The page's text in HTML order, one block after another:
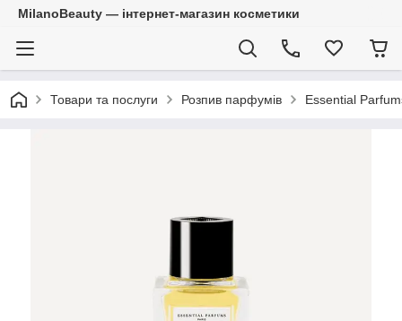
MilanoBeauty — інтернет-магазин косметики
Товари та послуги Розпив парфумів Essential